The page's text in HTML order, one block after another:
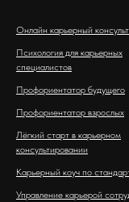
Онлайн карьерный
Психология для карьерных
специалистов
Профориентатор будущего
Профориентатор взрослых
Лёгкий старт в карьерном
консультировании
Карьерный коуч по
Управление карьерой